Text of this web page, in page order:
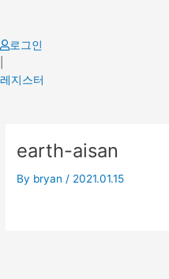
content
로그인
레지스터
earth-aisan
By bryan / 2021.01.15